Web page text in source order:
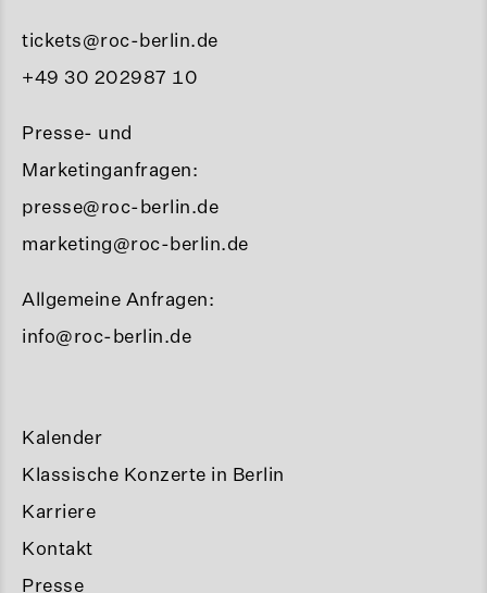
tickets@roc-berlin.de
+49 30 202987 10
Presse- und
Marketinganfragen:
presse@roc-berlin.de
marketing@roc-berlin.de
Allgemeine Anfragen:
info@roc-berlin.de
Kalender
Klassische Konzerte in Berlin
Karriere
Kontakt
Presse